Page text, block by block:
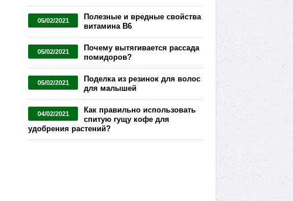
05/02/2021
Полезные и вредные свойства
витамина В6
05/02/2021
Почему вытягивается рассада
помидоров?
05/02/2021
Поделка из резинок для волос
для малышей
04/02/2021
Как правильно использовать
спитую гущу кофе для
удобрения растений?